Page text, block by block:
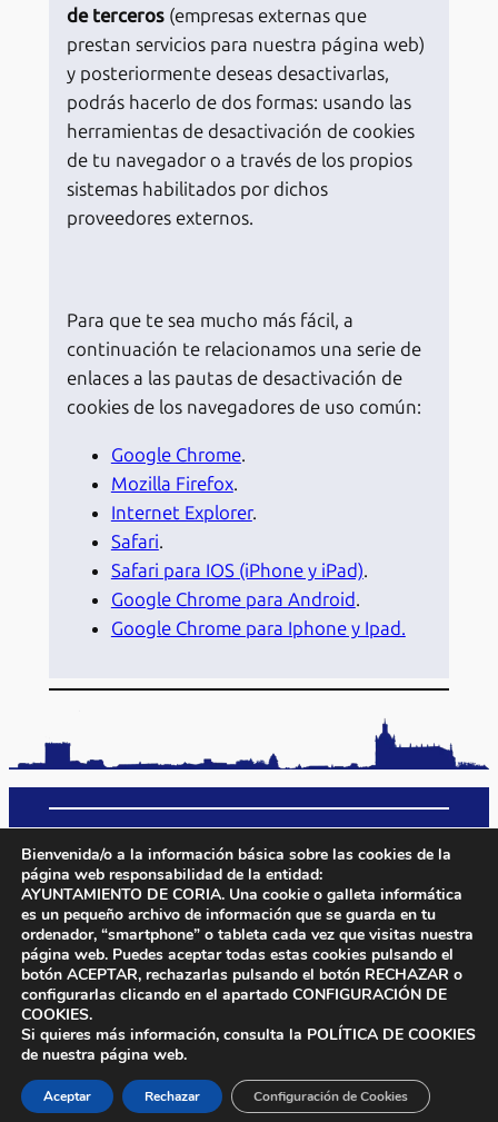
de terceros(empresas externas que
prestan servicios para nuestra página web)
y posteriormente deseas desactivarlas,
podrás hacerlo de dos formas: usando las
herramientas de desactivación de cookies
de tu navegador o a través de los propios
sistemas habilitados por dichos
proveedores externos.
Para que te sea mucho más fácil, a
continuación te relacionamos una serie de
enlaces a las pautas de desactivación de
cookies de los navegadores de uso común:
Google Chrome.
Mozilla Firefox.
Internet Explorer.
Safari.
Safari para IOS (iPhone y iPad).
Google Chrome para Android.
Google Chrome para Iphone y Ipad.
Inicio Aviso Legal
Política de Privacidad
Política de CookiesProtección de Datos
Facebook
X Instagram
YouTube
Ayuntamiento de Coria – Plaza. San Pedro,1 10800 – Tel.
927508000
Bienvenida/o a la información básica sobre las cookies de la
página web responsabilidad de la entidad:
AYUNTAMIENTO DE CORIA. Una cookie o galleta informática
es un pequeño archivo de información que se guarda en tu
ordenador, “smartphone” o tableta cada vez que visitas nuestra
página web. Puedes aceptar todas estas cookies pulsando el
botón ACEPTAR, rechazarlas pulsando el botón RECHAZAR o
configurarlas clicando en el apartado CONFIGURACIÓN DE
COOKIES.
Si quieres más información, consulta la POLÍTICA DE COOKIES
de nuestra página web.
Aceptar Rechazar Configuración de Cookies